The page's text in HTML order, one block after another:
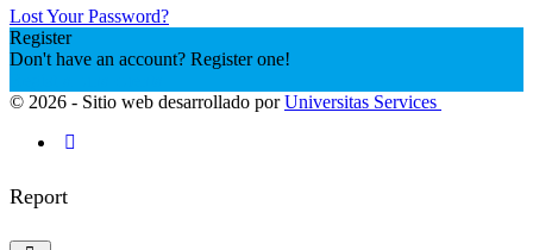
Lost Your Password?
Register
Don't have an account? Register one!
© 2026 - Sitio web desarrollado porUniversitas Services
Report